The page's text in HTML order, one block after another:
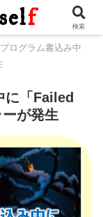
ログラム書込み中
に「Failed
が発生
検索